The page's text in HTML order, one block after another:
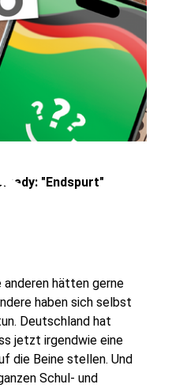
"Endspurt"
anderen hätten gerne
haben sich selbst
Deutschland hat
jetzt irgendwie eine
die Beine stellen. Und
Schul- und